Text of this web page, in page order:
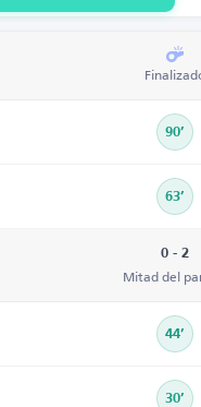
90’
63’
0 - 2
Mitad del
44’
30’